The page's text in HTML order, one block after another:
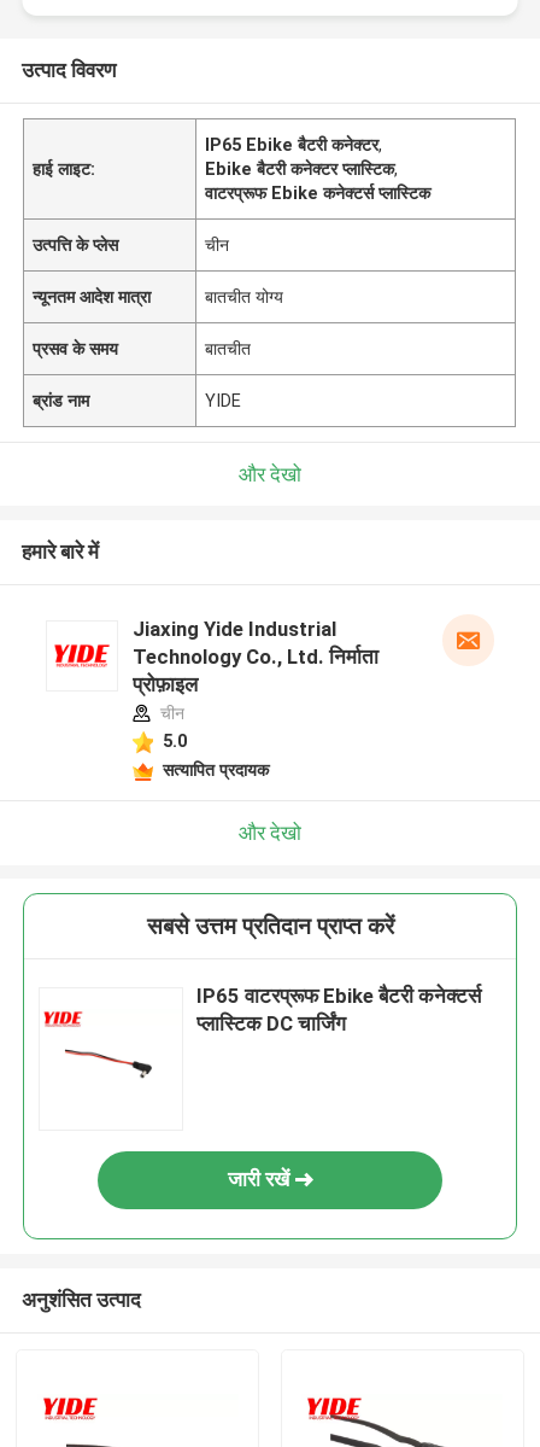
उत्पाद विवरण
हाई लाइट:
IP65 Ebike बैटरी कनेक्टर,
Ebike बैटरी कनेक्टर प्लास्टिक,
वाटरप्रूफ Ebike कनेक्टर्स प्लास्टिक
उत्पत्ति के प्लेस चीन
न्यूनतम आदेश मात्रा बातचीत योग्य
प्रसव के समय बातचीत
ब्रांड नाम YIDE
और देखो
हमारे बारे में
Jiaxing Yide Industrial
Technology Co., Ltd. निर्माता
प्रोफ़ाइल
चीन
5.0
सत्यापित प्रदायक
और देखो
सबसे उत्तम प्रतिदान प्राप्त करें
IP65 वाटरप्रूफ Ebike बैटरी कनेक्टर्स
प्लास्टिक DC चार्जिंग
जारी रखें
अनुशंसित उत्पाद